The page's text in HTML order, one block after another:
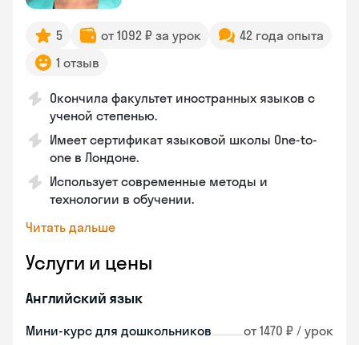
5 от 1092 ₽ за урок
42 года опыта
1 отзыв
Окончила факультет иностранных языков с
ученой степенью.
Имеет сертификат языковой школы One-to-
one в Лондоне.
Использует современные методы и
технологии в обучении.
Читать дальше
Услуги и цены
Английский язык
Мини-курс для дошкольников от 1470 ₽ / урок